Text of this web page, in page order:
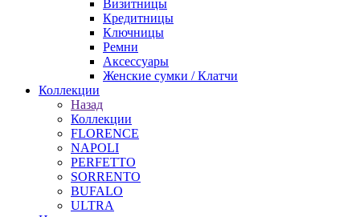
Визитницы
Кредитницы
Ключницы
Ремни
Аксессуары
Женские сумки / Клатчи
Коллекции
Назад
Коллекции
FLORENCE
NAPOLI
PERFETTO
SORRENTO
BUFALO
ULTRA